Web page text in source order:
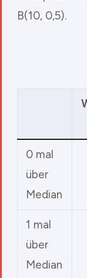
B(10, 0,5).
0 mal
über
Median
1 mal
über
Median